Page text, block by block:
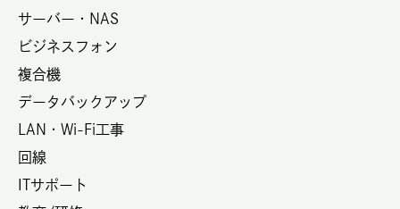
サーバー・NAS
ビジネスフォン
複合機
データバックアップ
LAN・Wi-Fi工事
回線
ITサポート